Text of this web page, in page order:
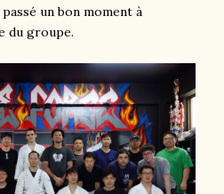
un bon moment à
du groupe.